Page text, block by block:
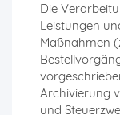
Die
Leistungen
Maßnahmen
Archivierung
und